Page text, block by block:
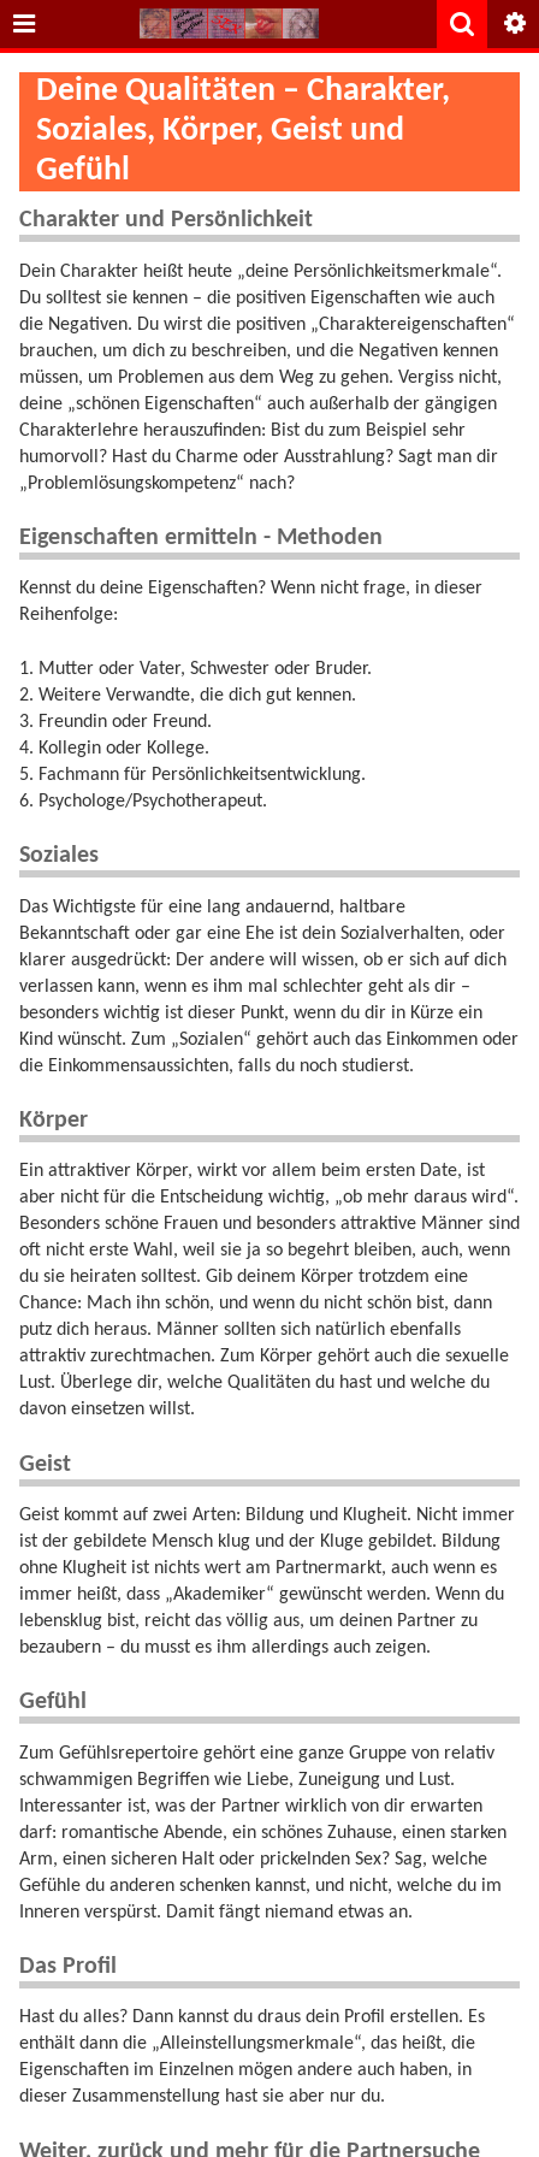
Deine Qualitäten – Charakter,
Soziales, Körper, Geist und
Gefühl
Charakter und Persönlichkeit
Dein Charakter heißt heute „deine Persönlichkeitsmerkmale“.
Du solltest sie kennen – die positiven Eigenschaften wie auch
die Negativen. Du wirst die positiven „Charaktereigenschaften“
brauchen, um dich zu beschreiben, und die Negativen kennen
müssen, um Problemen aus dem Weg zu gehen. Vergiss nicht,
deine „schönen Eigenschaften“ auch außerhalb der gängigen
Charakterlehre herauszufinden: Bist du zum Beispiel sehr
humorvoll? Hast du Charme oder Ausstrahlung? Sagt man dir
„Problemlösungskompetenz“ nach?
Eigenschaften ermitteln - Methoden
Kennst du deine Eigenschaften? Wenn nicht frage, in dieser
Reihenfolge:
1. Mutter oder Vater, Schwester oder Bruder.
2. Weitere Verwandte, die dich gut kennen.
3. Freundin oder Freund.
4. Kollegin oder Kollege.
5. Fachmann für Persönlichkeitsentwicklung.
6. Psychologe/Psychotherapeut.
Soziales
Das Wichtigste für eine lang andauernd, haltbare
Bekanntschaft oder gar eine Ehe ist dein Sozialverhalten, oder
klarer ausgedrückt: Der andere will wissen, ob er sich auf dich
verlassen kann, wenn es ihm mal schlechter geht als dir –
besonders wichtig ist dieser Punkt, wenn du dir in Kürze ein
Kind wünscht. Zum „Sozialen“ gehört auch das Einkommen oder
die Einkommensaussichten, falls du noch studierst.
Körper
Ein attraktiver Körper, wirkt vor allem beim ersten Date, ist
aber nicht für die Entscheidung wichtig, „ob mehr daraus wird“.
Besonders schöne Frauen und besonders attraktive Männer sind
oft nicht erste Wahl, weil sie ja so begehrt bleiben, auch, wenn
du sie heiraten solltest. Gib deinem Körper trotzdem eine
Chance: Mach ihn schön, und wenn du nicht schön bist, dann
putz dich heraus. Männer sollten sich natürlich ebenfalls
attraktiv zurechtmachen. Zum Körper gehört auch die sexuelle
Lust. Überlege dir, welche Qualitäten du hast und welche du
davon einsetzen willst.
Geist
Geist kommt auf zwei Arten: Bildung und Klugheit. Nicht immer
ist der gebildete Mensch klug und der Kluge gebildet. Bildung
ohne Klugheit ist nichts wert am Partnermarkt, auch wenn es
immer heißt, dass „Akademiker“ gewünscht werden. Wenn du
lebensklug bist, reicht das völlig aus, um deinen Partner zu
bezaubern – du musst es ihm allerdings auch zeigen.
Gefühl
Zum Gefühlsrepertoire gehört eine ganze Gruppe von relativ
schwammigen Begriffen wie Liebe, Zuneigung und Lust.
Interessanter ist, was der Partner wirklich von dir erwarten
darf: romantische Abende, ein schönes Zuhause, einen starken
Arm, einen sicheren Halt oder prickelnden Sex? Sag, welche
Gefühle du anderen schenken kannst, und nicht, welche du im
Inneren verspürst. Damit fängt niemand etwas an.
Das Profil
Hast du alles? Dann kannst du draus dein Profil erstellen. Es
enthält dann die „Alleinstellungsmerkmale“, das heißt, die
Eigenschaften im Einzelnen mögen andere auch haben, in
dieser Zusammenstellung hast sie aber nur du.
Weiter, zurück und mehr für die Partnersuche